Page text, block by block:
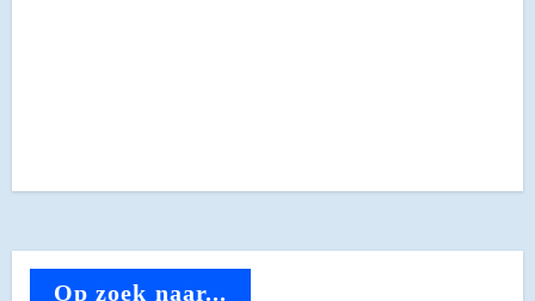
Op zoek naar...